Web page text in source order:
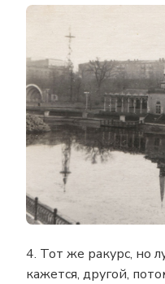
4. Тот же ракурс, но
кажется, другой,